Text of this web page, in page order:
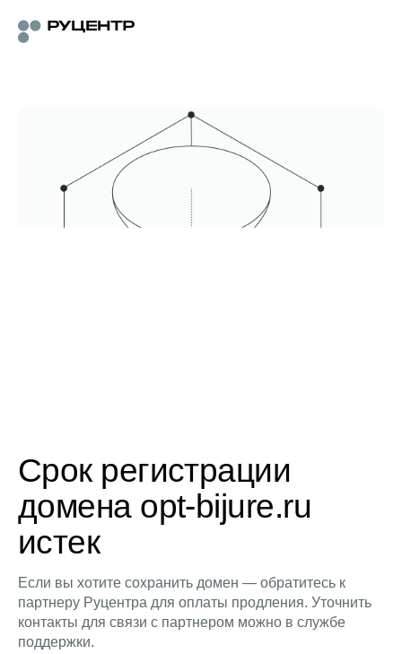
Срок регистрации
домена opt-bijure.ru
истек
Если вы хотите сохранить домен — обратитесь к
партнеру Руцентра для оплаты продления. Уточнить
контакты для связи с партнером можно в службе
поддержки.